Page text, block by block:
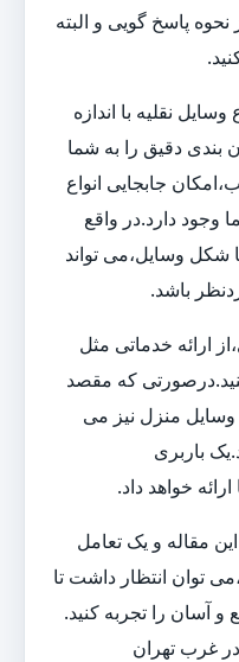
پاسخ گویی و البته
نقلیه با اندازه
بندی دقیق را به شما
جابجایی انواع
وجود دارد.در واقع
شکل وسایل،می تواند
باشد.
ارائه خدماتی مثل
که مقصد
وسایل منزل نیز می
باربری
خواهد داد.
مقاله و یک تعامل
توان انتظار داشت تا
آسان را تجربه کنید.
در غرب تهران